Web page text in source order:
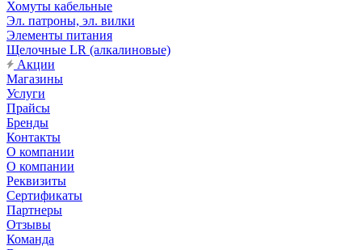
Хомуты кабельные
Эл. патроны, эл. вилки
Элементы питания
Щелочные LR (алкалиновые)
Акции
Магазины
Услуги
Прайсы
Бренды
Контакты
О компании
О компании
Реквизиты
Сертификаты
Партнеры
Отзывы
Команда